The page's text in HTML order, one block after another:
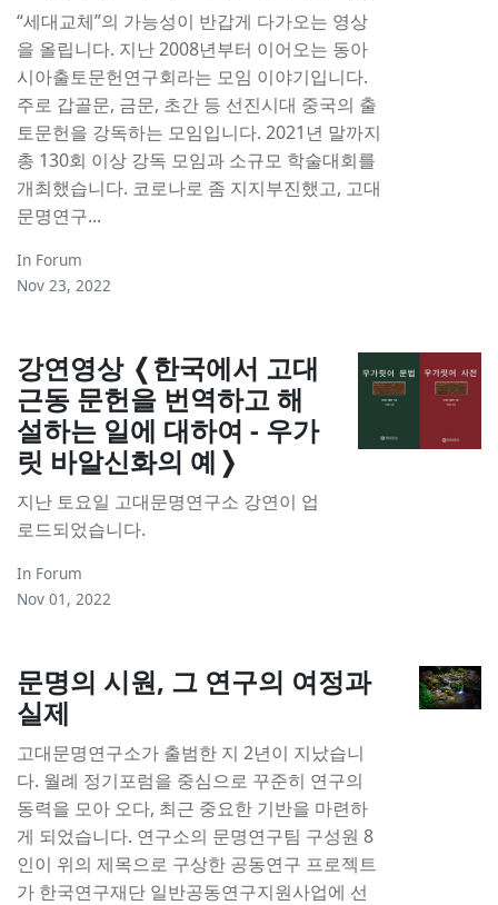
“세대교체”의 가능성이 반갑게 다가오는 영상
을 올립니다. 지난 2008년부터 이어오는 동아
시아출토문헌연구회라는 모임 이야기입니다.
주로 갑골문, 금문, 초간 등 선진시대 중국의 출
토문헌을 강독하는 모임입니다. 2021년 말까지
총 130회 이상 강독 모임과 소규모 학술대회를
개최했습니다. 코로나로 좀 지지부진했고, 고대
문명연구...
In Forum
Nov 23, 2022
강연영상 ❬한국에서 고대
근동 문헌을 번역하고 해
설하는 일에 대하여 - 우가
릿 바알신화의 예❭
지난 토요일 고대문명연구소 강연이 업
로드되었습니다.
In Forum
Nov 01, 2022
문명의 시원, 그 연구의 여정과
실제
고대문명연구소가 출범한 지 2년이 지났습니
다. 월례 정기포럼을 중심으로 꾸준히 연구의
동력을 모아 오다, 최근 중요한 기반을 마련하
게 되었습니다. 연구소의 문명연구팀 구성원 8
인이 위의 제목으로 구상한 공동연구 프로젝트
가 한국연구재단 일반공동연구지원사업에 선